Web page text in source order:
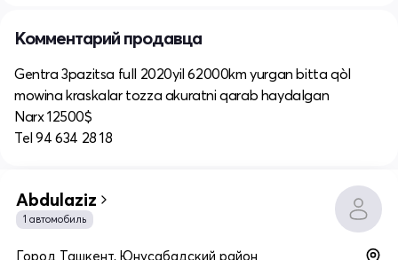
Комментарий продавца
Gentra 3pazitsa full 2020yil 62000km yurgan bitta qòl
mowina kraskalar tozza akuratni qarab haydalgan
Narx 12500$
Tel 94 634 28 18
Abdulaziz
1 автомобиль
Город Ташкент, Юнусабадский район